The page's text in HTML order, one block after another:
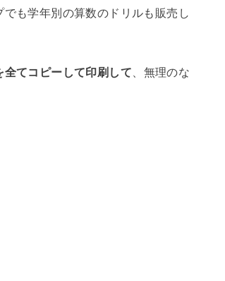
も学年別の算数のドリルも販売し
てコピーして印刷して 、無理のな